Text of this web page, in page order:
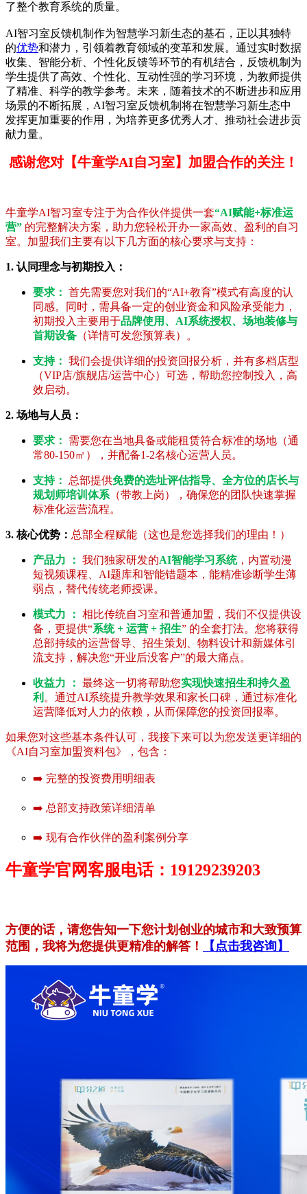
了整个教育系统的质量。
AI智习室反馈机制作为智慧学习新生态的基石，正以其独特
的优势和潜力，引领着教育领域的变革和发展。通过实时数据
收集、智能分析、个性化反馈等环节的有机结合，反馈机制为
学生提供了高效、个性化、互动性强的学习环境，为教师提供
了精准、科学的教学参考。未来，随着技术的不断进步和应用
场景的不断拓展，AI智习室反馈机制将在智慧学习新生态中
发挥更加重要的作用，为培养更多优秀人才、推动社会进步贡
献力量。
感谢您对【牛童学AI自习室】加盟合作的关注！
牛童学AI智习室专注于为合作伙伴提供一套“AI赋能+标准运
营” 的完整解决方案，助力您轻松开办一家高效、盈利的自习
室。加盟我们主要有以下几方面的核心要求与支持：
1. 认同理念与初期投入：
要求： 首先需要您对我们的“AI+教育”模式有高度的认
同感。同时，需具备一定的创业资金和风险承受能力，
初期投入主要用于品牌使用、AI系统授权、场地装修与
首期设备 （详情可发您预算表）。
支持： 我们会提供详细的投资回报分析，并有多档店型
（VIP店/旗舰店/运营中心）可选，帮助您控制投入，高
效启动。
2. 场地与人员：
要求：
需要您在当地具备或能租赁符合标准的场地（通
常80-150㎡），并配备1-2名核心运营人员。
支持： 总部提供免费的选址评估指导、全方位的店长与
规划师培训体系 （带教上岗），确保您的团队快速掌握
标准化运营流程。
3. 核心优势： 总部全程赋能（这也是您选择我们的理由！）
产品力 ： 我们独家研发的AI智能学习系统，内置动漫
短视频课程、AI题库和智能错题本，能精准诊断学生薄
弱点，替代传统老师授课。
模式力 ： 相比传统自习室和普通加盟，我们不仅提供设
备，更提供“系统 + 运营 + 招生” 的全套打法。您将获得
总部持续的运营督导、招生策划、物料设计和新媒体引
流支持，解决您“开业后没客户”的最大痛点。
收益力 ： 最终这一切将帮助您实现快速招生和持久盈
利 。通过AI系统提升教学效果和家长口碑，通过标准化
运营降低对人力的依赖，从而保障您的投资回报率。
如果您对这些基本条件认可，我接下来可以为您发送更详细的
《AI自习室加盟资料包》，包含：
➡️ 完整的投资费用明细表
➡️ 总部支持政策详细清单
➡️ 现有合作伙伴的盈利案例分享
牛童学官网客服电话：19129239203
方便的话，请您告知一下您计划创业的城市和大致预算
范围，我将为您提供更精准的解答！
【点击我咨询】